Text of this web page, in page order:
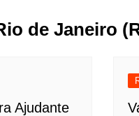
de Janeiro
Ajudante